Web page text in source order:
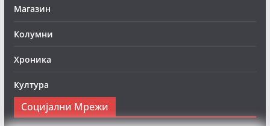
Магазин
Колумни
Хроника
Култура
Социјални Мрежи